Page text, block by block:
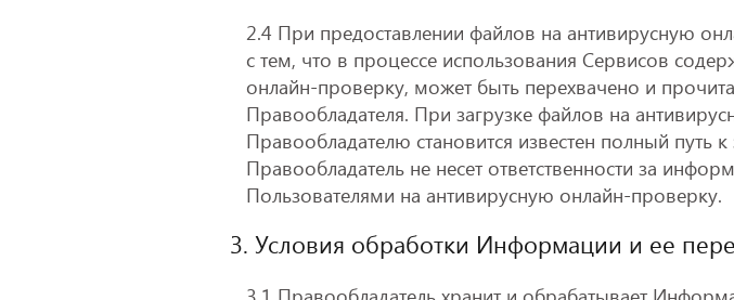
2.4 При предоставлении файлов на антивирусную
с тем, что в процессе использования Сервисов
онлайн-проверку, может быть перехвачено и
Правообладателя. При загрузке файлов на
Правообладателю становится известен полный
Правообладатель не несет ответственности за
Пользователями на антивирусную онлайн-проверку.
3. Условия обработки Информации и ее